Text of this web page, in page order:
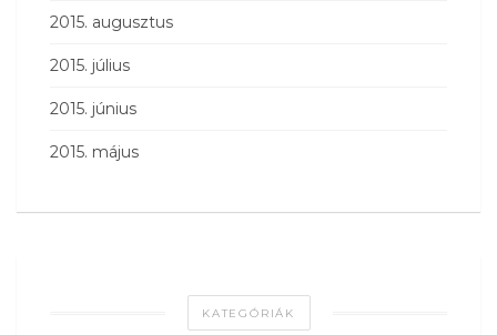
2015. augusztus
2015. július
2015. június
2015. május
KATEGÓRIÁK